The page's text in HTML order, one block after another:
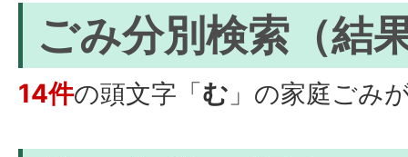
ごみ分別検索 （結
14件の頭文字「む 」の家庭ごみ